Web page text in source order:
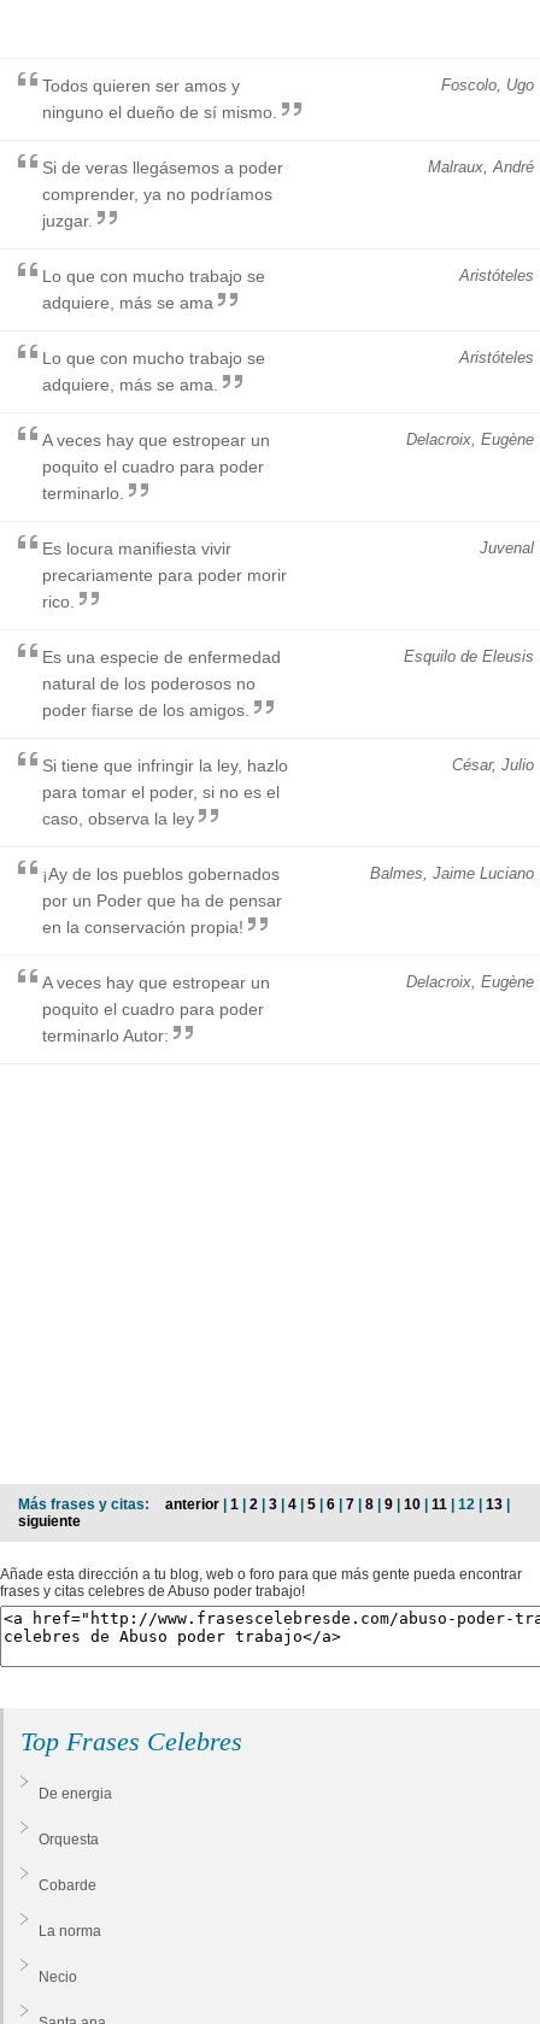
Foscolo, Ugo
Todos quieren ser amos y
ninguno el dueño de sí mismo.
Malraux, André
Si de veras llegásemos a poder
comprender, ya no podríamos
juzgar.
Aristóteles
Lo que con mucho trabajo se
adquiere, más se ama
Aristóteles
Lo que con mucho trabajo se
adquiere, más se ama.
Delacroix, Eugène
A veces hay que estropear un
poquito el cuadro para poder
terminarlo.
Juvenal
Es locura manifiesta vivir
precariamente para poder morir
rico.
Esquilo de Eleusis
Es una especie de enfermedad
natural de los poderosos no
poder fiarse de los amigos.
César, Julio
Si tiene que infringir la ley, hazlo
para tomar el poder, si no es el
caso, observa la ley
Balmes, Jaime Luciano
¡Ay de los pueblos gobernados
por un Poder que ha de pensar
en la conservación propia!
Delacroix, Eugène
A veces hay que estropear un
poquito el cuadro para poder
terminarlo Autor:
Más frases y citas: anterior | 1 | 2 | 3 | 4 | 5 | 6 | 7 | 8 | 9 | 10 | 11 | 12 | 13 |
siguiente
Añade esta dirección a tu blog, web o foro para que más gente pueda encontrar
frases y citas celebres de Abuso poder trabajo!
Top Frases Celebres
De energia
Orquesta
Cobarde
La norma
Necio